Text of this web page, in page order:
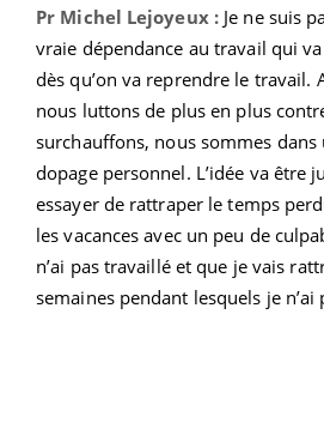
Pr Michel Lejoyeux : Je ne suis
vraie dépendance au travail qui
dès qu’on va reprendre le travail.
nous luttons de plus en plus
surchauffons, nous sommes
dopage personnel. L’idée va être
essayer de rattraper le temps
les vacances avec un peu de
n’ai pas travaillé et que je vais
semaines pendant lesquels je n’ai